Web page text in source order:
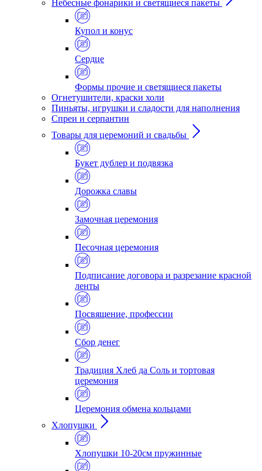
Небесные фонарики и светящиеся пакеты
Купол и конус
Сердце
Формы прочие и светящиеся пакеты
Огнетушители, краски холи
Пиньяты, игрушки и сладости для наполнения
Спреи и серпантин
Товары для церемоний и свадьбы
Букет дублер и подвязка
Дорожка славы
Замочная церемония
Песочная церемония
Подписание договора и разрезание красной
ленты
Посвящение, профессии
Сбор денег
Традиция Хлеб да Соль и тортовая
церемония
Церемония обмена кольцами
Хлопушки
Хлопушки 10-20см пружинные